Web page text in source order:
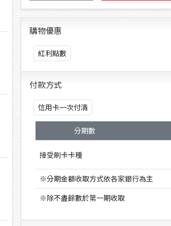
購物優惠
紅利點數
付款方式
信用卡一次付清
分期數
接受刷卡卡種
※分期金額收取方式依各家銀行為主
※除不盡餘數於第一期收取